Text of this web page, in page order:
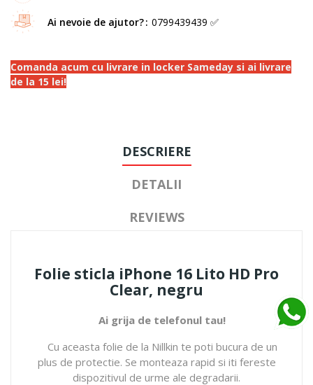
Ai nevoie de ajutor? 0799439439 ✅
Comanda acum cu livrare in locker Sameday si ai livrare
de la 15 lei!
DESCRIERE
DETALII
REVIEWS
Folie sticla iPhone 16 Lito HD Pro
Clear, negru
Ai grija de telefonul tau!
Cu aceasta folie de la Nillkin te poti bucura de un
plus de protectie. Se monteaza rapid si iti fereste
dispozitivul de urme ale degradarii.